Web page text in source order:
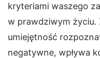
kryteriami waszego
w prawdziwym życiu.
umiejętność
negatywne, wpływa